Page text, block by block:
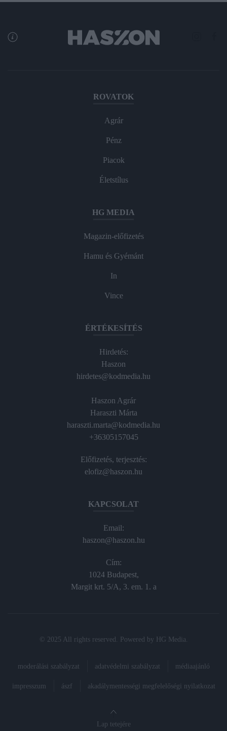
ROVATOK
Agrár
Pénz
Piacok
Életstílus
HG MEDIA
Magazin-előfizetés
Hamu és Gyémánt
In
Vince
ÉRTÉKESÍTÉS
Hirdetés:
Haszon
hirdetes@kodmedia.hu
Haszon Agrár
Haraszti Márta
haraszti.marta@kodmedia.hu
+36305157045
Előfizetés, terjesztés:
elofiz@haszon.hu
KAPCSOLAT
Email:
haszon@haszon.hu
Cím:
1024 Budapest,
Margit krt. 5/A, 3. em. 1. a
© 2025 All rights reserved. Powered by HG Media
moderálási szabályzat adatvédelmi szabályzat médiaajánló
impresszum ászf akadálymentességi megfelelőségi nyilatkozat
Lap tetejére